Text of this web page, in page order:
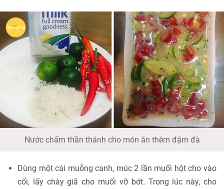
Nước chấm thần thánh cho món ăn thêm đậm đà
Dùng một cái muỗng canh, múc 2 lần muối hột cho vào
cối, lấy chày giã cho muối vỡ bớt. Trong lúc này, cho